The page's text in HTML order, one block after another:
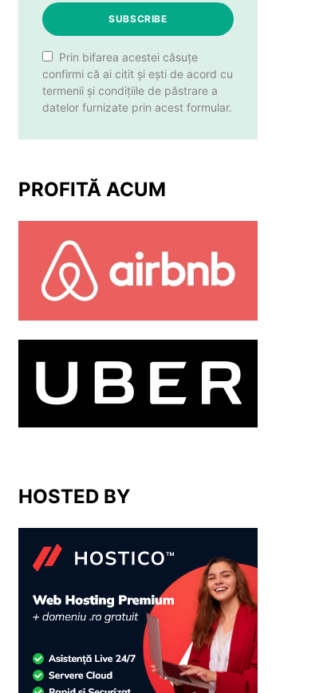
SUBSCRIBE
Prin bifarea acestei căsuțe
confirmi că ai citit și ești de acord cu
termenii și condițiile de păstrare a
datelor furnizate prin acest formular.
PROFITĂ ACUM
HOSTED BY